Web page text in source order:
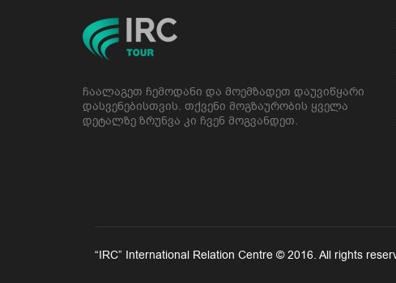
ჩაალაგეთ ჩემოდანი და მოემზადეთ დაუვიწყარი
დასვენებისთვის. თქვენი მოგზაურობის ყველა
დეტალზე ზრუნვა კი ჩვენ მოგვანდეთ.
“IRC” International Relation Centre © 2016. All rights